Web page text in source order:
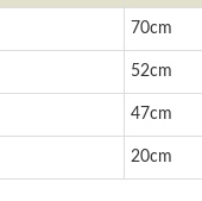
70cm
52cm
47cm
20cm